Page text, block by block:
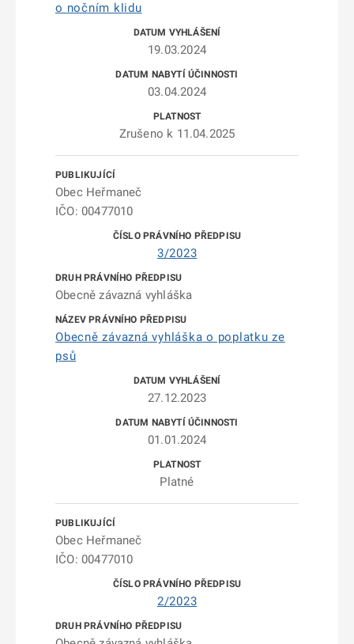
o nočním klidu
19.03.2024
03.04.2024
Zrušeno k 11.04.2025
Obec Heřmaneč
IČO: 00477010
3/2023
Obecně závazná vyhláška
Obecně závazná vyhláška o poplatku ze
psů
27.12.2023
01.01.2024
Platné
Obec Heřmaneč
IČO: 00477010
2/2023